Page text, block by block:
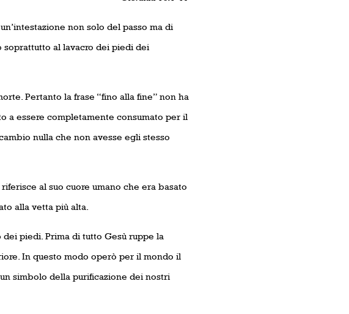
non solo del passo ma di
soprattutto al lavacro dei piedi dei
Pertanto la frase “fino alla fine” non ha
a essere completamente consumato per il
nulla che non avesse egli stesso
al suo cuore umano che era basato
alla vetta più alta.
piedi. Prima di tutto Gesù ruppe la
In questo modo operò per il mondo il
simbolo della purificazione dei nostri